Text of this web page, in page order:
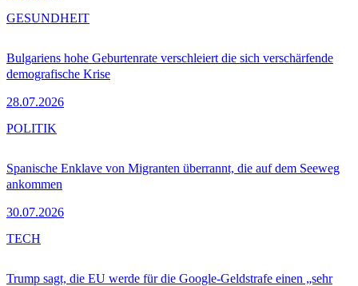
Bulgariens hohe Geburtenrate verschleiert die sich verschärfende
demografische Krise
28.07.2026
GESUNDHEIT
Spanische Enklave von Migranten überrannt, die auf dem Seeweg
ankommen
30.07.2026
POLITIK
Trump sagt, die EU werde für die Google-Geldstrafe einen „sehr
TECH